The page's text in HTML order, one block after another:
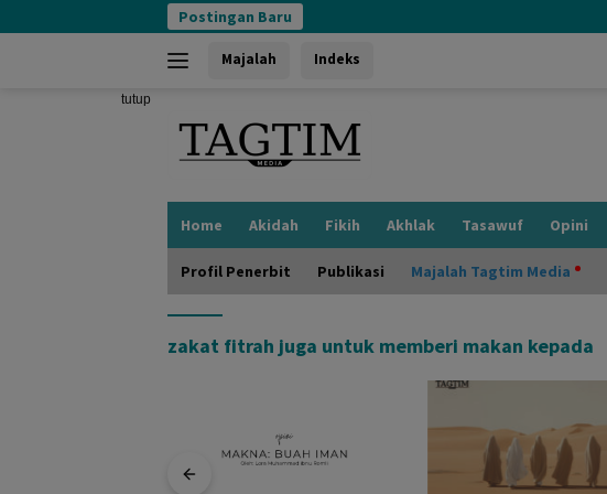
ke
Postingan Baru
Majalah Indeks
tutup
Home Akidah Fikih Akhlak Tasawuf Opini
Profil Penerbit Publikasi Majalah Tagtim Media
zakat fitrah juga untuk memberi makan kepada